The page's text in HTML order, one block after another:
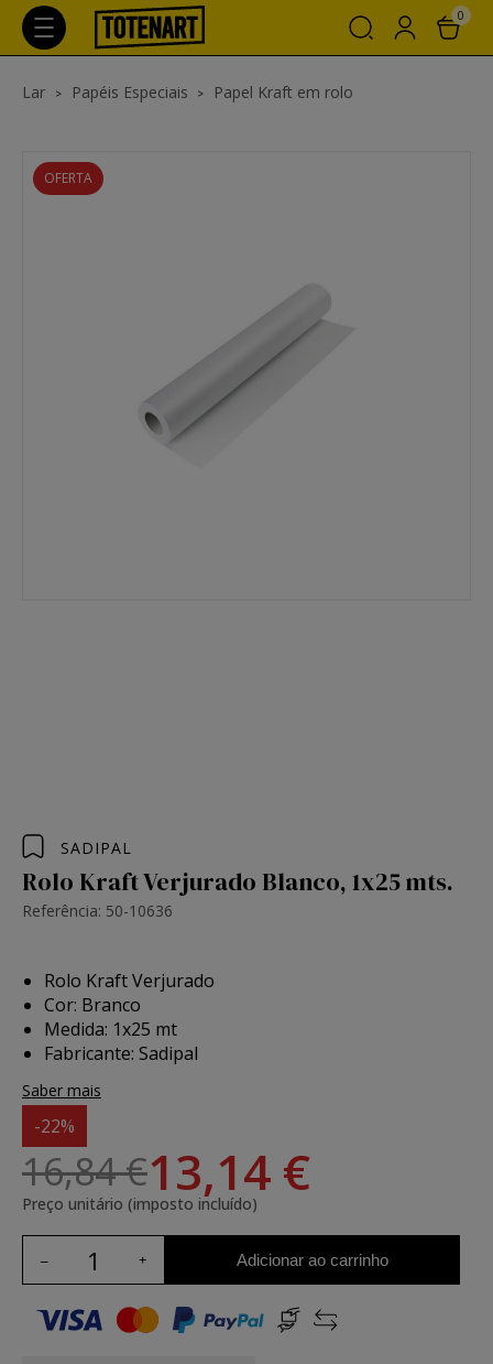
0
Lar Papéis Especiais Papel Kraft em rolo
OFERTA
SADIPAL
Rolo Kraft Verjurado Blanco, 1x25 mts.
Referência: 50-10636
Rolo Kraft Verjurado
Cor: Branco
Medida: 1x25 mt
Fabricante: Sadipal
Saber mais
-22%
16,84 €13,14 €
Preço unitário (imposto incluído)
Adicionar ao carrinho